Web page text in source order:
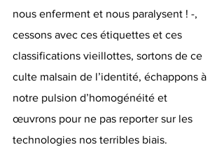
nous enferment et nous paralysent ! -,
cessons avec ces étiquettes et ces
classifications vieillottes, sortons de ce
culte malsain de l’identité, échappons à
notre pulsion d’homogénéité et
œuvrons pour ne pas reporter sur les
technologies nos terribles biais.